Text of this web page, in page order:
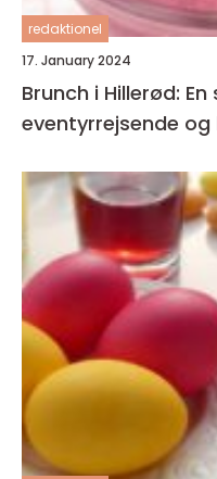
redaktionel
17. January 2024
Brunch i Hillerød:
eventyrrejsende